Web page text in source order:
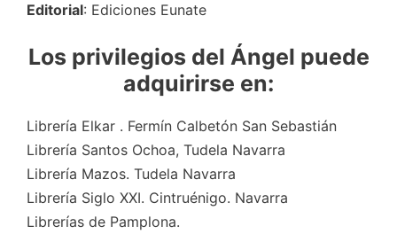
Editorial: Ediciones Eunate
Los privilegios del Ángel puede
adquirirse en:
Librería Elkar . Fermín Calbetón San Sebastián
Librería Santos Ochoa, Tudela Navarra
Librería Mazos. Tudela Navarra
Librería Siglo XXI. Cintruénigo. Navarra
Librerías de Pamplona.